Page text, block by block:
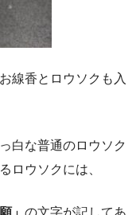
線香とロウソクも入
白な普通のロウソク
ロウソクには、
」 の文字が記してあ